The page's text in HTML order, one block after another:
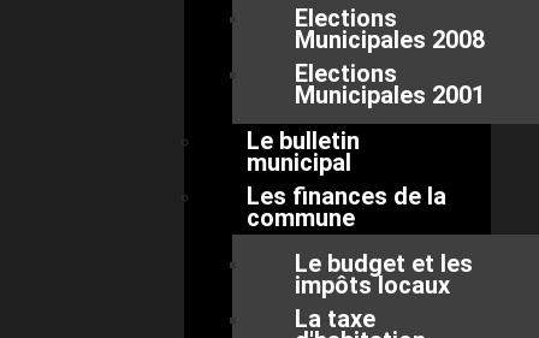
Elections
Municipales 2008
Elections
Municipales 2001
Le bulletin
municipal
Les finances de la
commune
Le budget et les
impôts locaux
La taxe